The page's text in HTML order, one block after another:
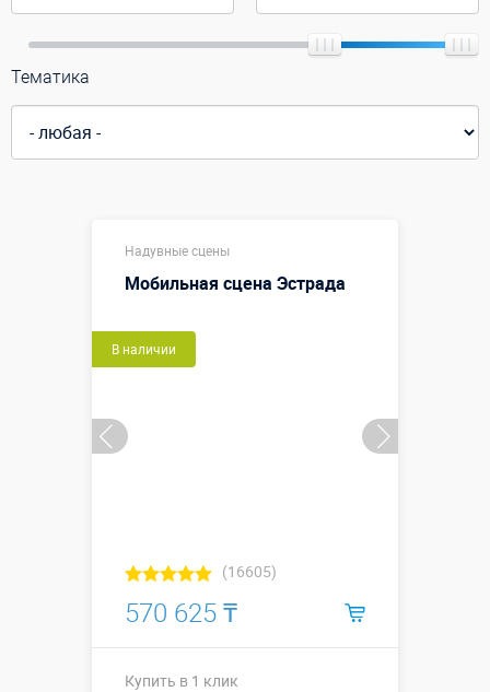
Тематика
Надувные сцены
Мобильная сцена Эстрада
В наличии
(16605)
570 625 ₸
Купить в 1 клик